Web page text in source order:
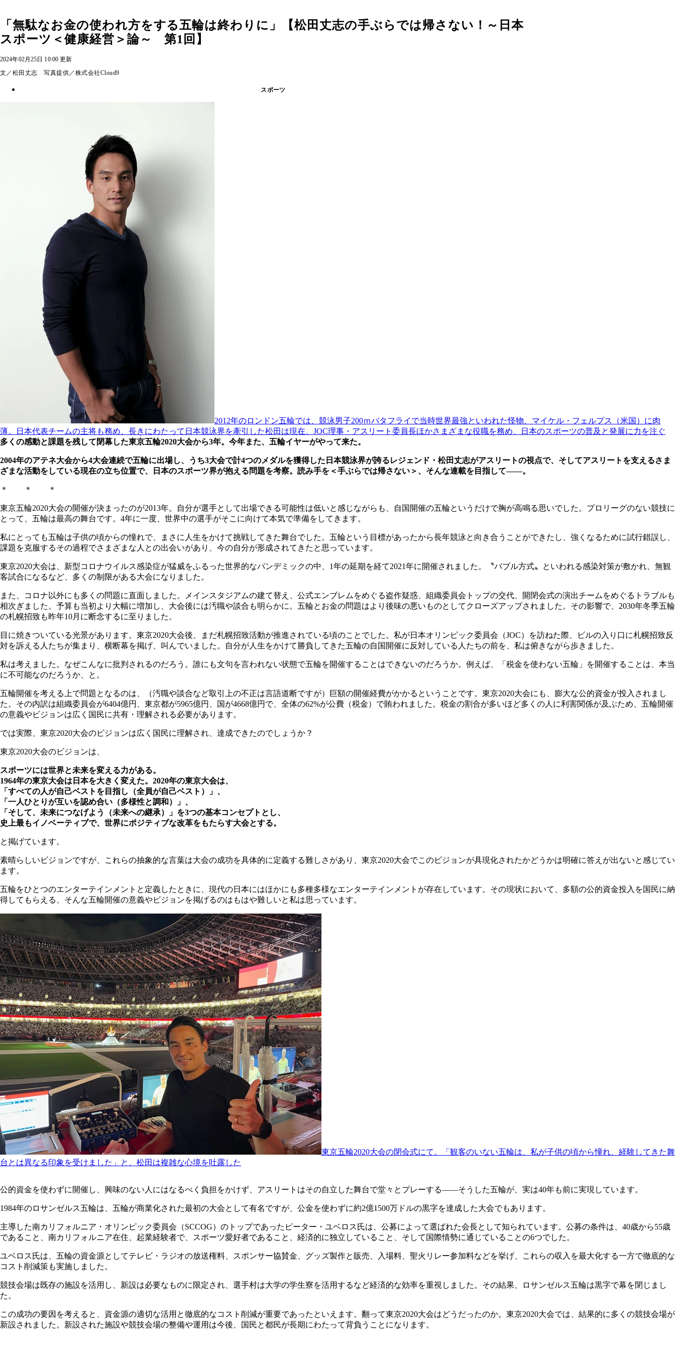
「無駄なお金の使われ方をする五輪は終わりに」【松田丈志の手ぶらでは帰さない！～日本
スポーツ＜健康経営＞論～ 第1回】
2024年02月25日 10:00 更新
文／松田丈志 写真提供／株式会社Cloud9
スポーツ
2012年のロンドン五輪では、競泳男子200ｍバタフライで当時世界最強といわれた怪物、マイケル・フェルプス（米国）に肉
薄。日本代表チームの主将も務め、長きにわたって日本競泳界を牽引した松田は現在、JOC理事・アスリート委員長ほかさまざまな役職を務め、日本のスポーツの普及と発展に力を注ぐ
多くの感動と課題を残して閉幕した東京五輪2020大会から3年。今年また、五輪イヤーがやって来た。
2004年のアテネ大会から4大会連続で五輪に出場し、うち3大会で計4つのメダルを獲得した日本競泳界が誇るレジェンド・松田丈志がアスリートの視点で、そしてアスリートを支えるさま
ざまな活動をしている現在の立ち位置で、日本のスポーツ界が抱える問題を考察。読み手を＜手ぶらでは帰さない＞、そんな連載を目指して――。
＊ ＊ ＊
東京五輪2020大会の開催が決まったのが2013年。自分が選手として出場できる可能性は低いと感じながらも、自国開催の五輪というだけで胸が高鳴る思いでした。プロリーグのない競技に
とって、五輪は最高の舞台です。4年に一度、世界中の選手がそこに向けて本気で準備をしてきます。
私にとっても五輪は子供の頃からの憧れで、まさに人生をかけて挑戦してきた舞台でした。五輪という目標があったから長年競泳と向き合うことができたし、強くなるために試行錯誤し、
課題を克服するその過程でさまざまな人との出会いがあり、今の自分が形成されてきたと思っています。
東京2020大会は、新型コロナウイルス感染症が猛威をふるった世界的なパンデミックの中、1年の延期を経て2021年に開催されました。〝バブル方式〟といわれる感染対策が敷かれ、無観
客試合になるなど、多くの制限がある大会になりました。
また、コロナ以外にも多くの問題に直面しました。メインスタジアムの建て替え、公式エンブレムをめぐる盗作疑惑、組織委員会トップの交代、開閉会式の演出チームをめぐるトラブルも
相次ぎました。予算も当初より大幅に増加し、大会後には汚職や談合も明らかに。五輪とお金の問題はより後味の悪いものとしてクローズアップされました。その影響で、2030年冬季五輪
の札幌招致も昨年10月に断念するに至りました。
目に焼きついている光景があります。東京2020大会後、まだ札幌招致活動が推進されている頃のことでした。私が日本オリンピック委員会（JOC）を訪ねた際、ビルの入り口に札幌招致反
対を訴える人たちが集まり、横断幕を掲げ、叫んでいました。自分が人生をかけて勝負してきた五輪の自国開催に反対している人たちの前を、私は俯きながら歩きました。
私は考えました。なぜこんなに批判されるのだろう。誰にも文句を言われない状態で五輪を開催することはできないのだろうか。例えば、「税金を使わない五輪」を開催することは、本当
に不可能なのだろうか、と。
五輪開催を考える上で問題となるのは、（汚職や談合など取引上の不正は言語道断ですが）巨額の開催経費がかかるということです。東京2020大会にも、膨大な公的資金が投入されまし
た。その内訳は組織委員会が6404億円、東京都が5965億円、国が4668億円で、全体の62%が公費（税金）で賄われました。税金の割合が多いほど多くの人に利害関係が及ぶため、五輪開催
の意義やビジョンは広く国民に共有・理解される必要があります。
では実際、東京2020大会のビジョンは広く国民に理解され、達成できたのでしょうか？
東京2020大会のビジョンは、
スポーツには世界と未来を変える力がある。
1964年の東京大会は日本を大きく変えた。2020年の東京大会は、
「すべての人が自己ベストを目指し（全員が自己ベスト）」、
「一人ひとりが互いを認め合い（多様性と調和）」、
「そして、未来につなげよう（未来への継承）」を3つの基本コンセプトとし、
史上最もイノベーティブで、世界にポジティブな改革をもたらす大会とする。
と掲げています。
素晴らしいビジョンですが、これらの抽象的な言葉は大会の成功を具体的に定義する難しさがあり、東京2020大会でこのビジョンが具現化されたかどうかは明確に答えが出ないと感じてい
ます。
五輪をひとつのエンターテインメントと定義したときに、現代の日本にはほかにも多種多様なエンターテインメントが存在しています。その現状において、多額の公的資金投入を国民に納
得してもらえる、そんな五輪開催の意義やビジョンを掲げるのはもはや難しいと私は思っています。
東京五輪2020大会の閉会式にて。「観客のいない五輪は、私が子供の頃から憧れ、経験してきた舞
台とは異なる印象を受けました」と、松田は複雑な心境を吐露した
公的資金を使わずに開催し、興味のない人にはなるべく負担をかけず、アスリートはその自立した舞台で堂々とプレーする――そうした五輪が、実は40年も前に実現しています。
1984年のロサンゼルス五輪は、五輪が商業化された最初の大会として有名ですが、公金を使わずに約2億1500万ドルの黒字を達成した大会でもあります。
主導した南カリフォルニア・オリンピック委員会（SCCOG）のトップであったピーター・ユベロス氏は、公募によって選ばれた会長として知られています。公募の条件は、40歳から55歳
であること、南カリフォルニア在住、起業経験者で、スポーツ愛好者であること、経済的に独立していること、そして国際情勢に通じていることの6つでした。
ユベロス氏は、五輪の資金源としてテレビ・ラジオの放送権料、スポンサー協賛金、グッズ製作と販売、入場料、聖火リレー参加料などを挙げ、これらの収入を最大化する一方で徹底的な
コスト削減策も実施しました。
競技会場は既存の施設を活用し、新設は必要なものに限定され、選手村は大学の学生寮を活用するなど経済的な効率を重視しました。その結果、ロサンゼルス五輪は黒字で幕を閉じまし
た。
この成功の要因を考えると、資金源の適切な活用と徹底的なコスト削減が重要であったといえます。翻って東京2020大会はどうだったのか。東京2020大会では、結果的に多くの競技会場が
新設されました。新設された施設や競技会場の整備や運用は今後、国民と都民が長期にわたって背負うことになります。